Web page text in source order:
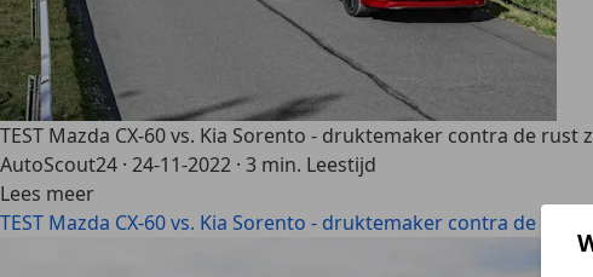
TEST Mazda CX-60 vs. Kia Sorento - druktemaker contra de rust
AutoScout24 · 24-11-2022 · 3 min. Leestijd
Lees meer
TEST Mazda CX-60 vs. Kia Sorento - druktemaker contra de rust